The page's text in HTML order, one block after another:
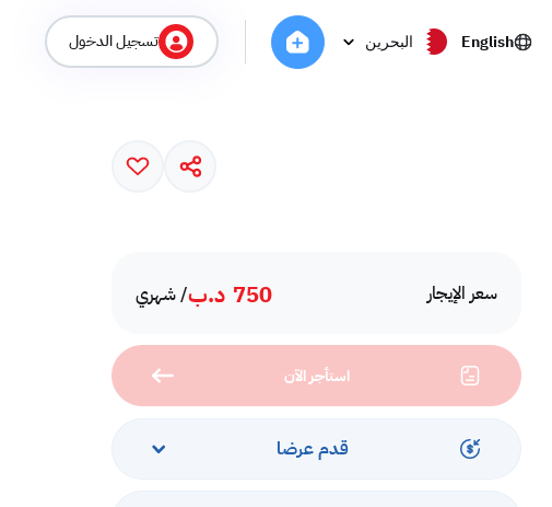
English البحرين تسجيل الدخول
سعر الإيجار 750 د.ب/ شهري
استأجر الآن
قدم عرضا